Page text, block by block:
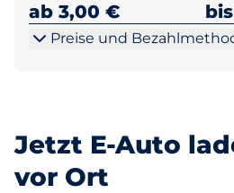
ab 3,00 €
Preise und
Jetzt E-Auto
vor Ort